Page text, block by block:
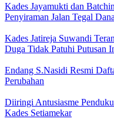
Kades Jayamukti dan
Penyiraman Jalan Tegal
Kades Jatireja Suwandi
Duga Tidak Patuhi Putusan
Endang S.Nasidi Resmi
Perubahan
Diiringi Antusiasme
Kades Setiamekar